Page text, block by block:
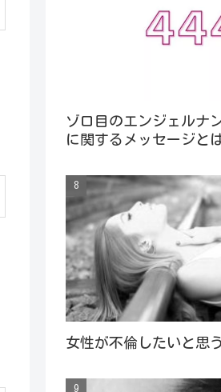
ゾロ目のエンジェルナ
に関するメッセージと
女性が不倫したいと思